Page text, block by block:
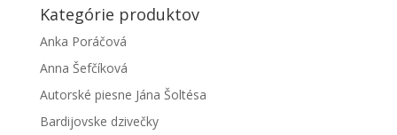
Kategórie produktov
Anka Poráčová
Anna Šefčíková
Autorské piesne Jána Šoltésa
Bardijovske dzivečky